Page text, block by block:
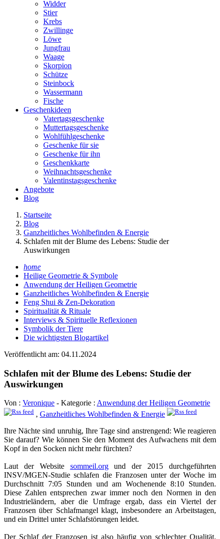
Widder
Stier
Krebs
Zwillinge
Löwe
Jungfrau
Waage
Skorpion
Schütze
Steinbock
Wassermann
Fische
Geschenkideen
Vatertagsgeschenke
Muttertagsgeschenke
Wohlfühlgeschenke
Geschenke für sie
Geschenke für ihn
Geschenkkarte
Weihnachtsgeschenke
Valentinstagsgeschenke
Angebote
Blog
Startseite
Blog
Ganzheitliches Wohlbefinden & Energie
Schlafen mit der Blume des Lebens: Studie der
Auswirkungen
home
Heilige Geometrie & Symbole
Anwendung der Heiligen Geometrie
Ganzheitliches Wohlbefinden & Energie
Feng Shui & Zen-Dekoration
Spiritualität & Rituale
Interviews & Spirituelle Reflexionen
Symbolik der Tiere
Die wichtigsten Blogartikel
Veröffentlicht am: 04.11.2024
Schlafen mit der Blume des Lebens: Studie der
Auswirkungen
Von : Veronique - Kategorie : Anwendung der Heiligen Geometrie
, Ganzheitliches Wohlbefinden & Energie
Ihre Nächte sind unruhig, Ihre Tage sind anstrengend: Wie reagieren
Sie darauf? Wie können Sie den Moment des Aufwachens mit dem
Kopf in den Socken nicht mehr fürchten?
Laut der Website sommeil.orgund der 2015 durchgeführten
INSV/MGEN-Studie schlafen die Franzosen unter der Woche im
Durchschnitt 7:05 Stunden und am Wochenende 8:10 Stunden.
Diese Zahlen entsprechen zwar immer noch den Normen in den
Industrieländern, aber die Umfrage ergab, dass ein Viertel der
Franzosen über Schlafmangel klagt, insbesondere an Arbeitstagen,
und ein Drittel unter Schlafstörungen leidet.
Der Schlaf der Franzosen ist also häufig von schlechter Qualität,